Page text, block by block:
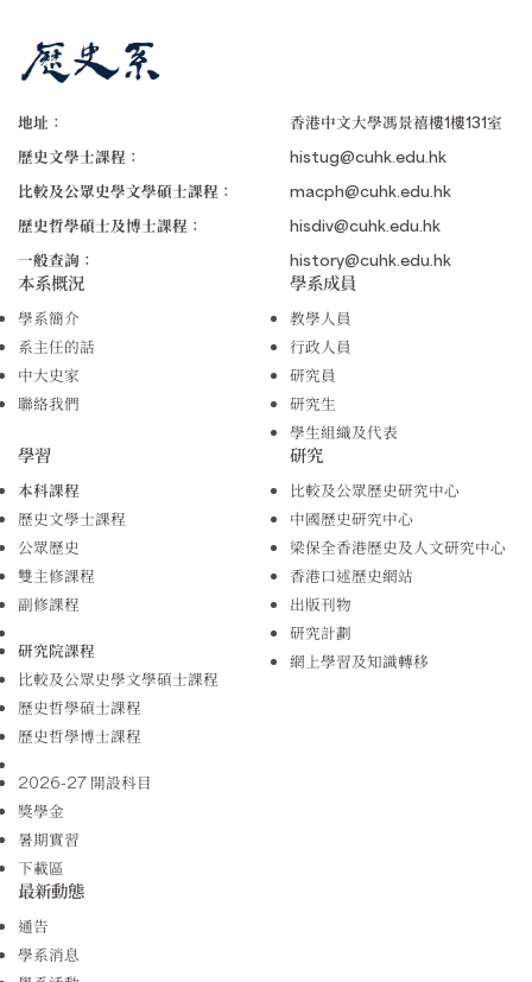
地址：
香港中文大學馮景禧樓1樓131室
歷史文學士課程：
histug@cuhk.edu.hk
比較及公眾史學文學碩士課程：
macph@cuhk.edu.hk
歷史哲學碩士及博士課程：
hisdiv@cuhk.edu.hk
一般查詢：
history@cuhk.edu.hk
本系概況
學系簡介
系主任的話
中大史家
聯絡我們
學系成員
教學人員
行政人員
研究員
研究生
學生組織及代表
學習
本科課程
歷史文學士課程
公眾歷史
雙主修課程
副修課程
研究院課程
比較及公眾史學文學碩士課程
歷史哲學碩士課程
歷史哲學博士課程
2026-27 開設科目
獎學金
暑期實習
下載區
研究
比較及公眾歷史研究中心
中國歷史研究中心
梁保全香港歷史及人文研究中心
香港口述歷史網站
出版刊物
研究計劃
網上學習及知識轉移
最新動態
通告
學系消息